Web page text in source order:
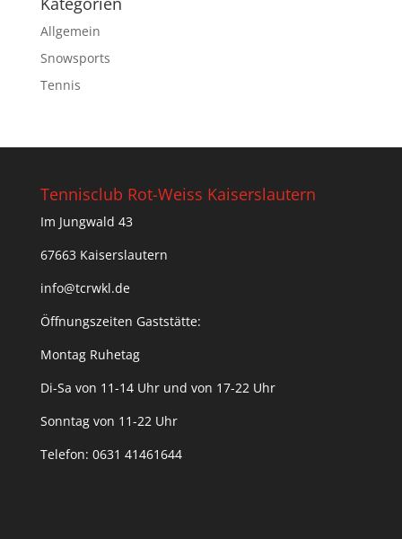
Allgemein
Snowsports
Tennis
Tennisclub Rot-Weiss Kaiserslautern
Im Jungwald 43
67663 Kaiserslautern
info@tcrwkl.de
Öffnungszeiten Gaststätte:
Montag Ruhetag
Di-Sa von 11-14 Uhr und von 17-22 Uhr
Sonntag von 11-22 Uhr
Telefon: 0631 41461644